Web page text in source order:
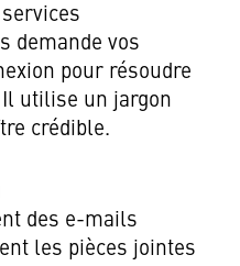
demande vos
pour résoudre
utilise un jargon
crédible.
des e-mails
les pièces jointes